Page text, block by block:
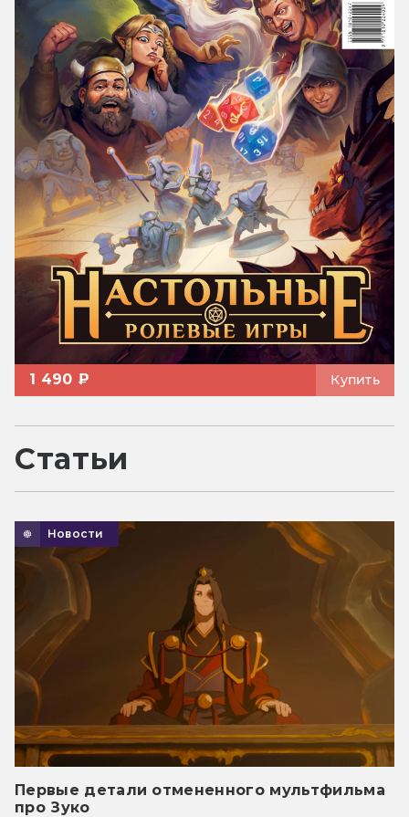
1 490 ₽ Купить
Статьи
Новости
Первые детали отмененного мультфильма
про Зуко